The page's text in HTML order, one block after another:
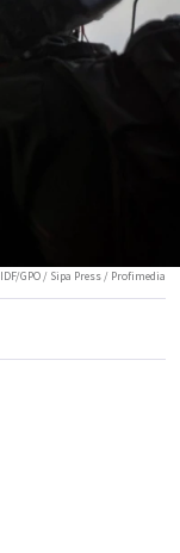
IDF/GPO / Sipa Press / Profimedia